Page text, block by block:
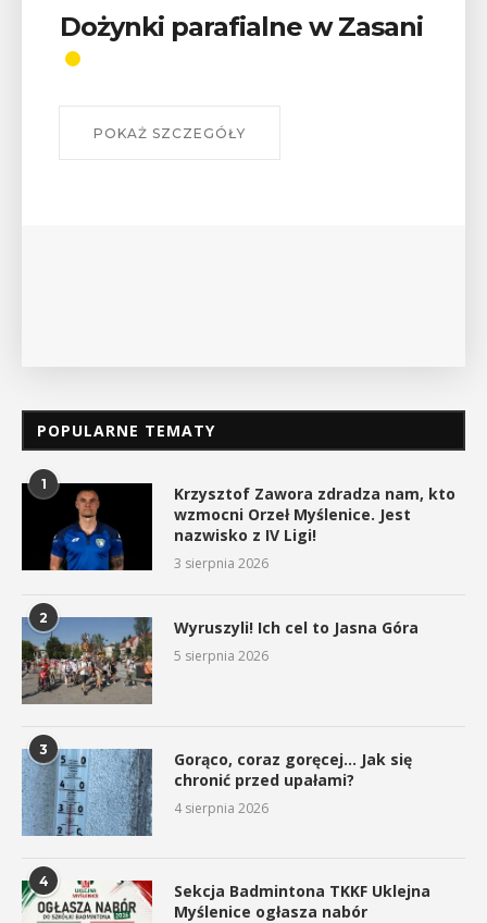
Wykład „Jak zdobyć
odznaki na myślenickich
W środę 12 sierpnia o godz. 17 w Miejskiej
POPULARNE TEMATY
1
Krzysztof Zawora zdradza nam, kto
wzmocni Orzeł Myślenice. Jest
nazwisko z IV Ligi!
3 sierpnia 2026
2 Wyruszyli! Ich cel to Jasna Góra
5 sierpnia 2026
3
Gorąco, coraz goręcej… Jak się
chronić przed upałami?
4 sierpnia 2026
4
Sekcja Badmintona TKKF Uklejna
Myślenice ogłasza nabór